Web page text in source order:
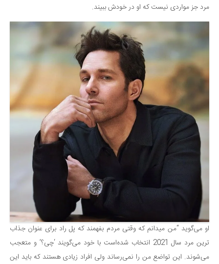
کودک و مادر
ورزش و تندرستی
روانشناسی
مراکز پزشکی و دارویی
فرهنگ و هنر
سینما و تئاتر
تلویزیون
موسیقی
چهره‌ها
عکاسی و هنرهای تجسمی
کتاب و کتاب‌خوانی
تاریخ
علمی
فناوری‌ها
نجوم و هوا فضا
مرد جز مواردی نیست که او در خودش ببیند.
او می‌گوید “من میدانم که وقتی مردم بفهمند که پل راد برای عنوان جذاب
ترین مرد سال 2021 انتخاب شده‌است با خود می‌گویند ‘چی؟’ و متعجب
می‌شوند. این تواضع من را نمی‌رساند ولی افراد زیادی هستند که باید این